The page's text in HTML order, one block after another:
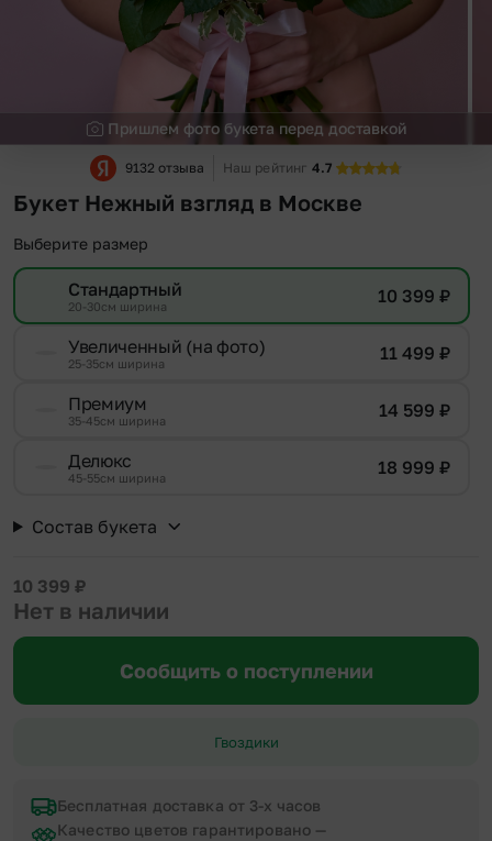
Пришлем фото букета перед доставкой
9132 отзыва Наш рейтинг 4.7
Букет Нежный взгляд в Москве
Выберите размер
Стандартный
20-30см ширина 10 399 ₽
Увеличенный (на фото)
25-35см ширина 11 499 ₽
Премиум
35-45см ширина 14 599 ₽
Делюкс
45-55см ширина 18 999 ₽
Состав букета
10 399 ₽
Нет в наличии
Сообщить о поступлении
Гвоздики
Бесплатная доставка от 3-х часов
Качество цветов гарантировано —